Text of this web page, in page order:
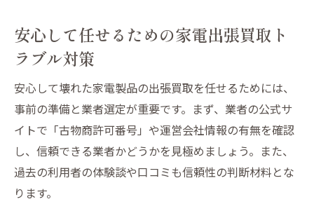
安心して任せるための家電出張買取ト
ラブル対策
安心して壊れた家電製品の出張買取を任せるためには、
事前の準備と業者選定が重要です。まず、業者の公式サ
イトで「古物商許可番号」や運営会社情報の有無を確認
し、信頼できる業者かどうかを見極めましょう。また、
過去の利用者の体験談や口コミも信頼性の判断材料とな
ります。